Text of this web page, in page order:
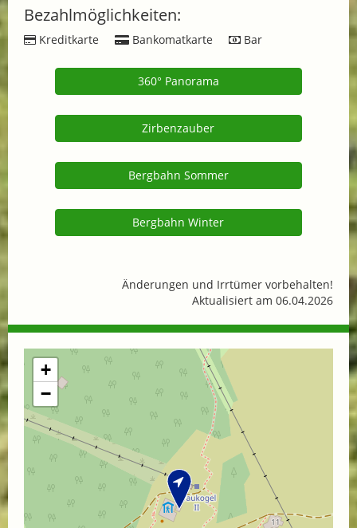
Bezahlmöglichkeiten:
Kreditkarte Bankomatkarte Bar
360° Panorama
Zirbenzauber
Bergbahn Sommer
Bergbahn Winter
Änderungen und Irrtümer vorbehalten!
Aktualisiert am 06.04.2026
+
−